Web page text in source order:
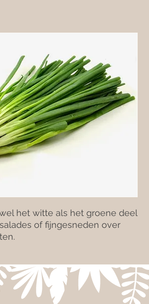
het witte als het groene deel
of fijngesneden over